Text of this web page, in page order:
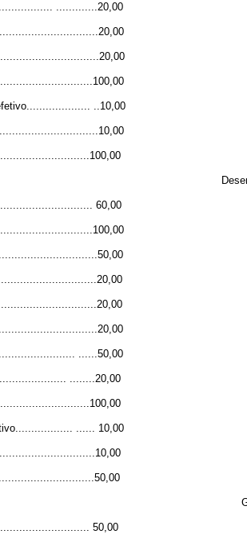
.............20,00
..10,00
60,00
......50,00
........20,00
...... 10,00
50,00